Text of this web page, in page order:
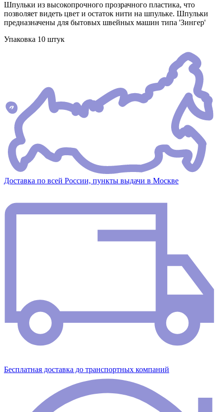
Шпульки из высокопрочного прозрачного пластика, что
позволяет видеть цвет и остаток нити на шпульке. Шпульки
предназначены для бытовых швейных машин типа 'Зингер'
Упаковка 10 штук
Доставка по всей России, пункты выдачи в Москве
Бесплатная доставка до транспортных компаний